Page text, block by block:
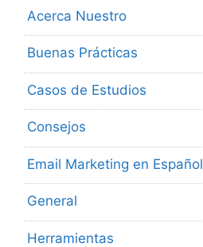
Acerca Nuestro
Buenas Prácticas
Casos de Estudios
Consejos
Email Marketing en Español
General
Herramientas